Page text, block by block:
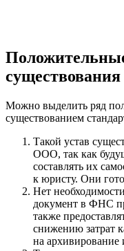
Можно выделить ряд
существованием
Такой устав
ООО, так как
составлять их
к юристу. Они
Нет
документ в ФНС
также
снижению затрат
на архивирование